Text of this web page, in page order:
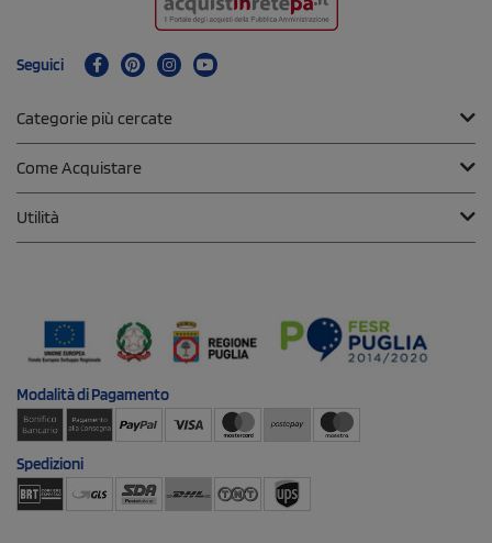
Seguici
Categorie più cercate
Come Acquistare
Utilità
Modalità diPagamento
Spedizioni